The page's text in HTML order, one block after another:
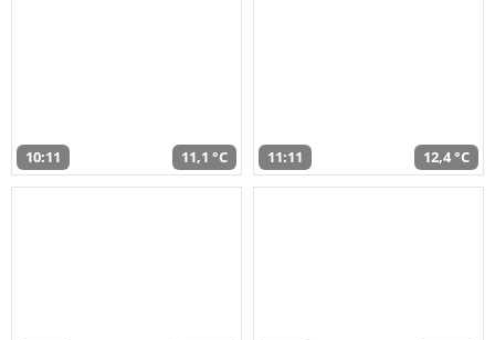
10:11 11,1 °C 11:11 12,4 °C